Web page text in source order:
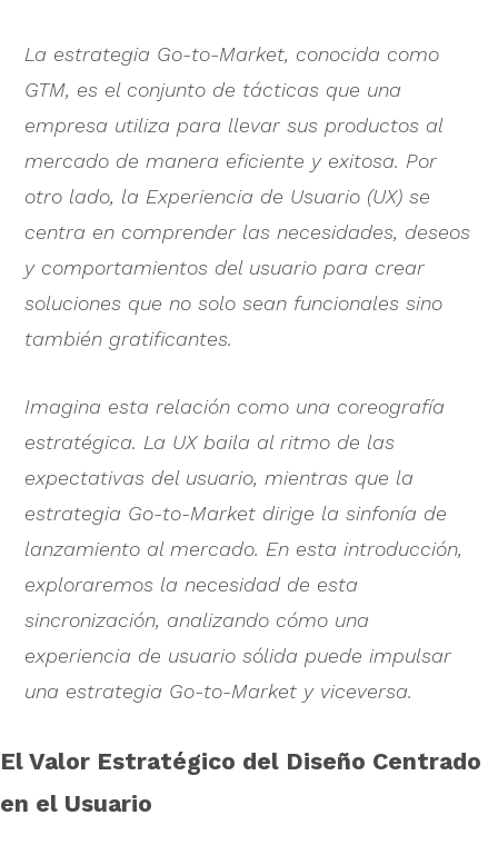
La estrategia Go-to-Market, conocida como
GTM, es el conjunto de tácticas que una
empresa utiliza para llevar sus productos al
mercado de manera eficiente y exitosa. Por
otro lado, la Experiencia de Usuario (UX) se
centra en comprender las necesidades, deseos
y comportamientos del usuario para crear
soluciones que no solo sean funcionales sino
también gratificantes.
Imagina esta relación como una coreografía
estratégica. La UX baila al ritmo de las
expectativas del usuario, mientras que la
estrategia Go-to-Market dirige la sinfonía de
lanzamiento al mercado. En esta introducción,
exploraremos la necesidad de esta
sincronización, analizando cómo una
experiencia de usuario sólida puede impulsar
una estrategia Go-to-Market y viceversa.
El Valor Estratégico del Diseño Centrado
en el Usuario